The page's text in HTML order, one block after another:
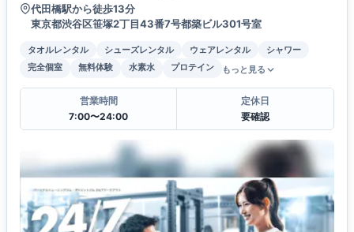
代田橋駅から徒歩13分
東京都渋谷区笹塚2丁目43番7号都築ビル301号室
タオルレンタル シューズレンタル ウェアレンタル
シャワー
完全個室
無料体験 水素水 プロテイン もっと見る
営業時間
7:00〜24:00
定休日
要確認